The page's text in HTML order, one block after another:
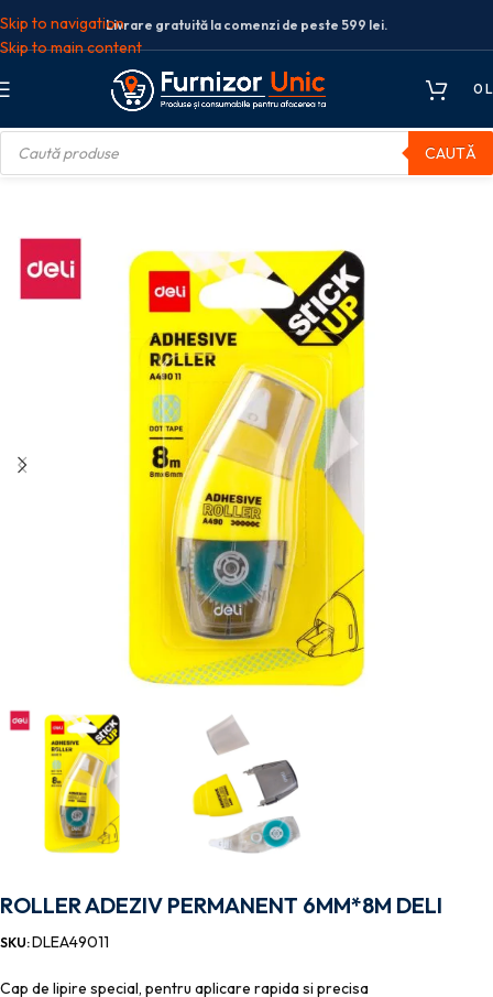
Skip to navigation
Skip to main content
Livrare gratuită la comenzi de peste 599 lei.
0
CAUTĂ
Lipici
ROLLER ADEZIV PERMANENT 6MM*8M DELI
SKU:DLEA49011
Cap de lipire special, pentru aplicare rapida si precisa